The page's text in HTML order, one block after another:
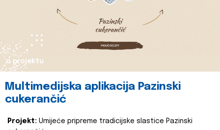
o projektu
Multimedijska aplikacija Pazinski
cukerančić
Projekt: Umijeće pripreme tradicijske slastice Pazinski